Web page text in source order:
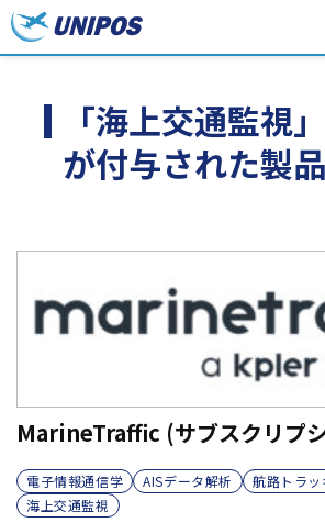
「海上交通監視
が付与された製品
MarineTraffic (サブスクリプ
電子情報通信学 AISデータ解析
航路トラッ
海上交通監視